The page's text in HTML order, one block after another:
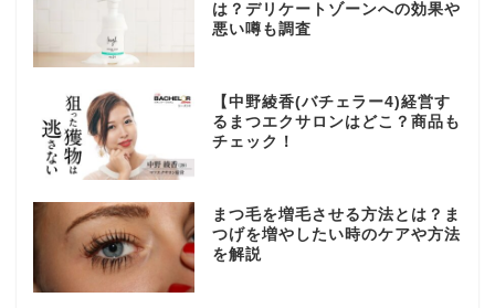
は？デリケートゾーンへの効果や
悪い噂も調査
【中野綾香(バチェラー4)経営す
るまつエクサロンはどこ？商品も
チェック！
まつ毛を増毛させる方法とは？ま
つげを増やしたい時のケアや方法
を解説